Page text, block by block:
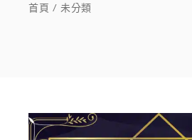
首頁 未分類